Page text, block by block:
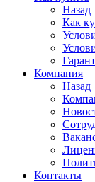
Назад
Как
Компания
Назад
Контакты